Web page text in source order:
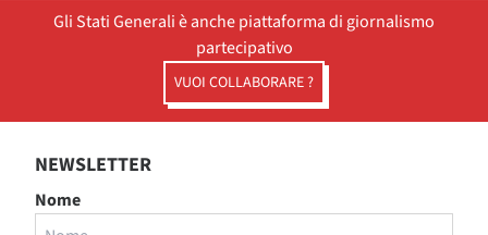
Gli Stati Generali è anche piattaforma di giornalismo
partecipativo
VUOI COLLABORARE ?
NEWSLETTER
Nome